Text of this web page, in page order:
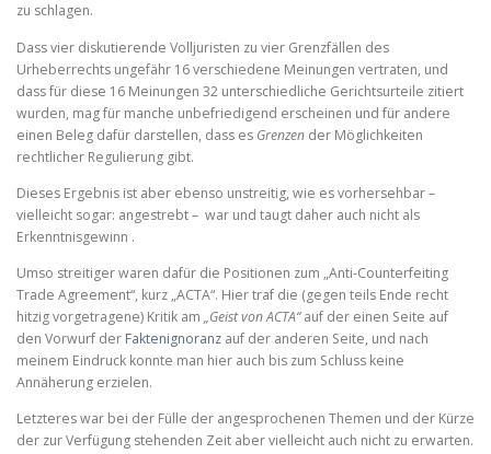
zu schlagen.
Dass vier diskutierende Volljuristen zu vier Grenzfällen des
Urheberrechts ungefähr 16 verschiedene Meinungen vertraten, und
dass für diese 16 Meinungen 32 unterschiedliche Gerichtsurteile zitiert
wurden, mag für manche unbefriedigend erscheinen und für andere
einen Beleg dafür darstellen, dass es Grenzen der Möglichkeiten
rechtlicher Regulierung gibt.
Dieses Ergebnis ist aber ebenso unstreitig, wie es vorhersehbar –
vielleicht sogar: angestrebt – war und taugt daher auch nicht als
Erkenntnisgewinn .
Umso streitiger waren dafür die Positionen zum „Anti-Counterfeiting
Trade Agreement“, kurz „ACTA“. Hier traf die (gegen teils Ende recht
hitzig vorgetragene) Kritik am „Geist von ACTA“auf der einen Seite auf
den Vorwurf der Faktenignoranz auf der anderen Seite, und nach
meinem Eindruck konnte man hier auch bis zum Schluss keine
Annäherung erzielen.
Letzteres war bei der Fülle der angesprochenen Themen und der Kürze
der zur Verfügung stehenden Zeit aber vielleicht auch nicht zu erwarten.